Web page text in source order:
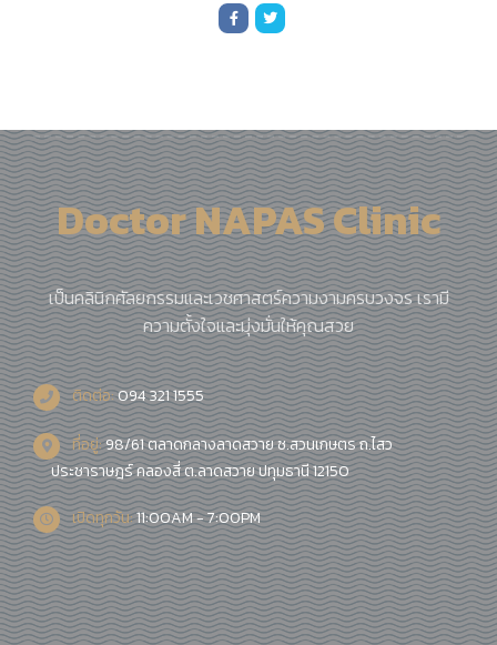
Doctor NAPAS Clinic
เป็นคลินิกศัลยกรรมและเวชศาสตร์ความงามครบวงจร เรามี
ความตั้งใจและมุ่งมั่นให้คุณสวย
ติดต่อ:094 321 1555
ที่อยู่:98/61 ตลาดกลางลาดสวาย ซ.สวนเกษตร ถ.ไสว
ประชาราษฎร์ คลองสี่ ต.ลาดสวาย ปทุมธานี 12150
เปิดทุกวัน:11:00AM - 7:00PM